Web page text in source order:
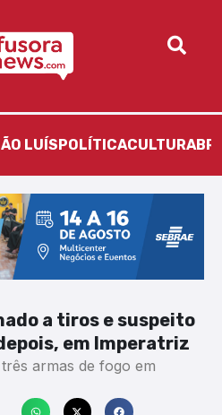
LUÍS POLÍTICACULTURA
a tiros e suspeito
em Imperatriz
armas de fogo em